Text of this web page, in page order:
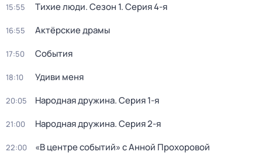
15:55 Тихие люди. Сезон 1. Серия 4-я
16:55 Актёрские драмы
17:50 События
18:10 Удиви меня
20:05 Народная дружина. Серия 1-я
21:00 Народная дружина. Серия 2-я
22:00 «В центре событий» с Анной Прохоровой